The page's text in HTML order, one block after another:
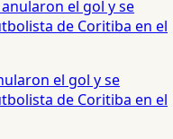
el gol y se
de Coritiba en el